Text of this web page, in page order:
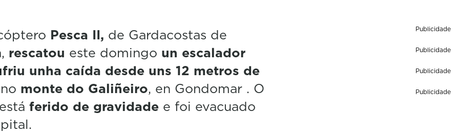
s
o
f
5
1
s
c
Pesca II, de Gardacostas de
rescatou este domingo un escalador
unha caída desde uns 12 metros de
monte do Galiñeiro, en Gondomar . O
ferido de gravidade e foi evacuado
Publicidade
Publicidade
Publicidade
Publicidade